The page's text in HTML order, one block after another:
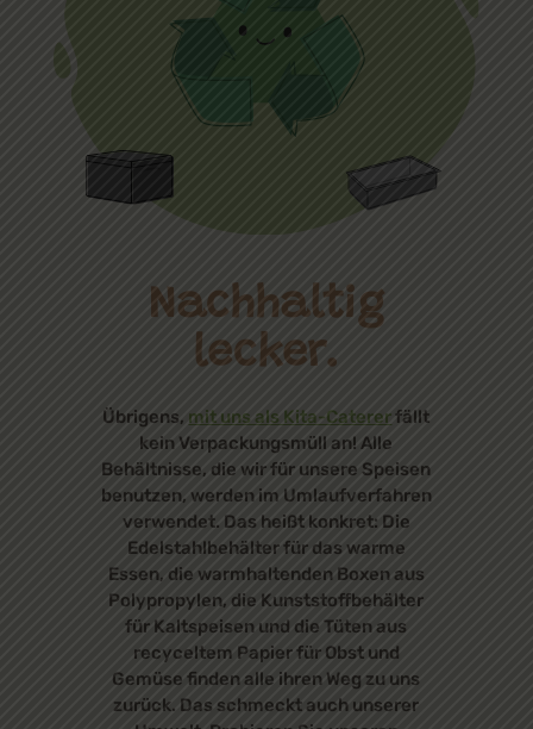
Nachhaltig
lecker.
Übrigens, mit uns als Kita-Catererfällt
kein Verpackungsmüll an! Alle
Behältnisse, die wir für unsere Speisen
benutzen, werden im Umlaufverfahren
verwendet. Das heißt konkret: Die
Edelstahlbehälter für das warme
Essen, die warmhaltenden Boxen aus
Polypropylen, die Kunststoffbehälter
für Kaltspeisen und die Tüten aus
recyceltem Papier für Obst und
Gemüse finden alle ihren Weg zu uns
zurück. Das schmeckt auch unserer